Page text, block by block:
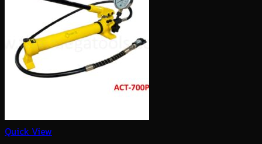
Quick View